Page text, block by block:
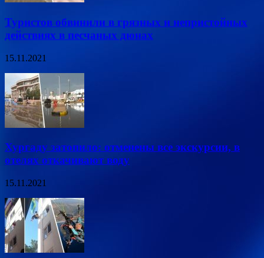
Туристов обвинили в грязных и непристойных
действиях в песчаных дюнах
15.11.2021
Хургаду затопило: отменены все экскурсии, в
отелях откачивают воду
15.11.2021